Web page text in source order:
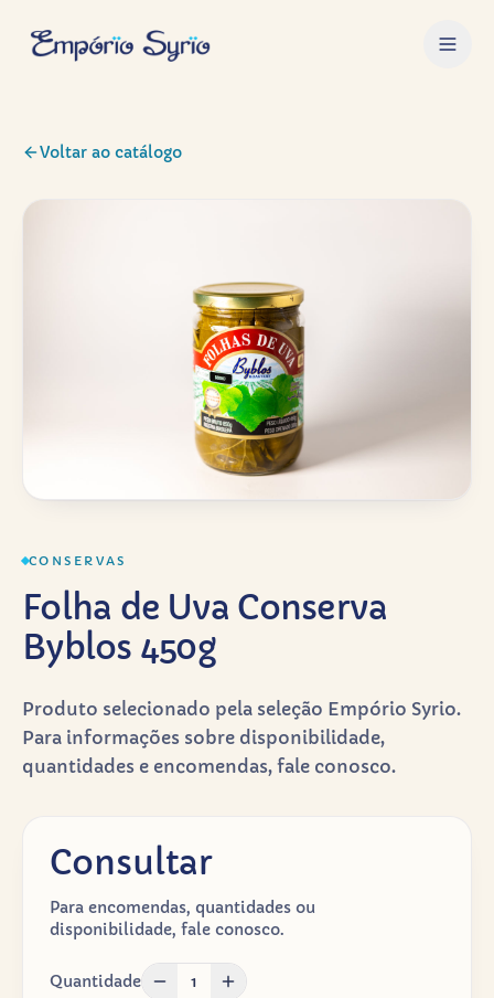
Voltar ao catálogo
CONSERVAS
Folha de Uva Conserva
Byblos 450g
Produto selecionado pela seleção Empório Syrio.
Para informações sobre disponibilidade,
quantidades e encomendas, fale conosco.
Consultar
Para encomendas, quantidades ou
disponibilidade, fale conosco.
Quantidade 1